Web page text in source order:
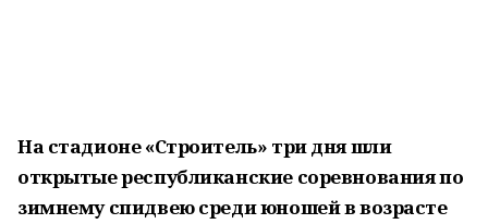
На стадионе «Строитель» три дня шли
открытые республиканские соревнования по
зимнему спидвею среди юношей в возрасте